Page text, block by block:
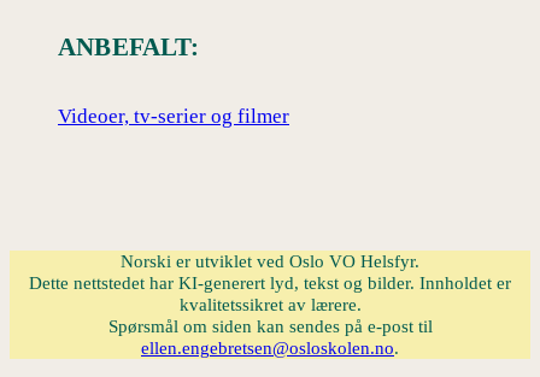
ANBEFALT:
Videoer, tv-serier og filmer
Norski er utviklet ved Oslo VO Helsfyr.
Dette nettstedet har KI-generert lyd, tekst og bilder. Innholdet er
kvalitetssikret av lærere.
Spørsmål om siden kan sendes på e-post til
ellen.engebretsen@osloskolen.no.